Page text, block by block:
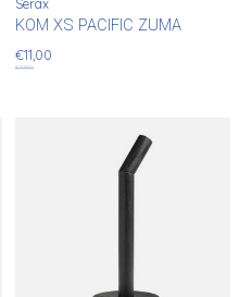
Serax
KOM XS PACIFIC ZUMA
€11,00
€17,50